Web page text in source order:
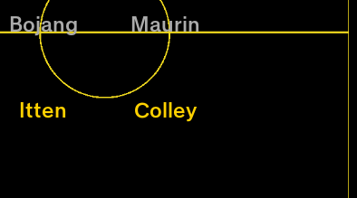
Bojang Maurin
Itten Colley